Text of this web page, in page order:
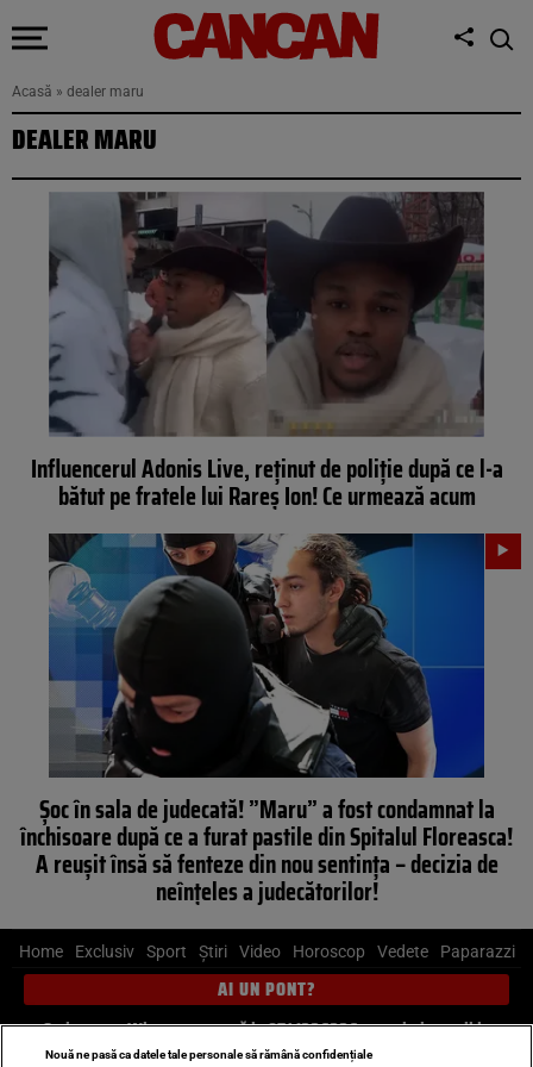
Acasă » dealer maru
DEALER MARU
Influencerul Adonis Live, reținut de poliție după ce l-a
bătut pe fratele lui Rareș Ion! Ce urmează acum
Șoc în sala de judecată! ”Maru” a fost condamnat la
închisoare după ce a furat pastile din Spitalul Floreasca!
A reușit însă să fenteze din nou sentința – decizia de
neînțeles a judecătorilor!
Home Exclusiv Sport Știri Video Horoscop Vedete Paparazzi
AI UN PONT?
Scrie-ne pe Whatsapp, sună la 0741226226 sau trimite mail la
pont@cancan.ro
Nouă ne pasă ca datele tale personale să rămână confidențiale